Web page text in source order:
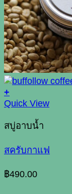
+
Quick View
สบู่อาบน้ำ
สครับกาแฟ
฿490.00